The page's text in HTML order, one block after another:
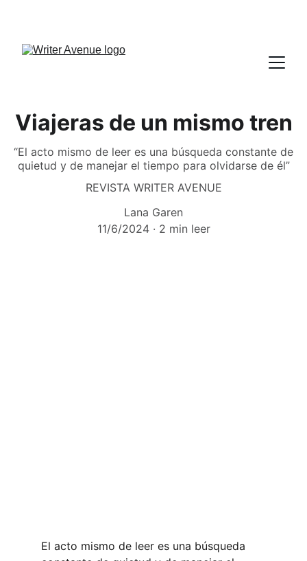
Viajeras de un mismo tren
“El acto mismo de leer es una búsqueda constante de
quietud y de manejar el tiempo para olvidarse de él”
REVISTA WRITER AVENUE
Lana Garen
11/6/2024
2 min leer
El acto mismo de leer es una búsqueda